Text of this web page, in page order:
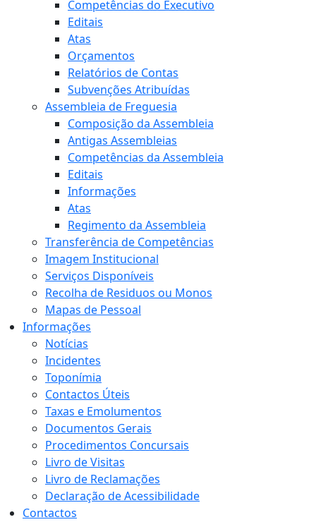
Competências do Executivo
Editais
Atas
Orçamentos
Relatórios de Contas
Subvenções Atribuídas
Assembleia de Freguesia
Composição da Assembleia
Antigas Assembleias
Competências da Assembleia
Editais
Informações
Atas
Regimento da Assembleia
Transferência de Competências
Imagem Institucional
Serviços Disponíveis
Recolha de Residuos ou Monos
Mapas de Pessoal
Informações
Notícias
Incidentes
Toponímia
Contactos Úteis
Taxas e Emolumentos
Documentos Gerais
Procedimentos Concursais
Livro de Visitas
Livro de Reclamações
Declaração de Acessibilidade
Contactos